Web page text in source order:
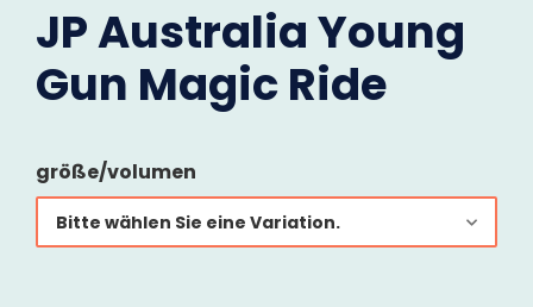
JP Australia Young
Gun Magic Ride
größe/volumen
Bitte wählen Sie eine Variation.